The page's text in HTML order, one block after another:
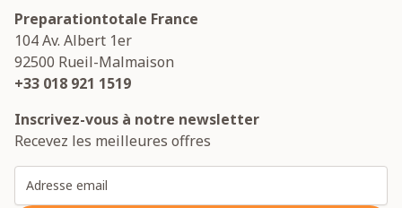
Preparationtotale France
104 Av. Albert 1er
92500 Rueil-Malmaison
+33 018 921 1519
Inscrivez-vous à notre newsletter
Recevez les meilleures offres